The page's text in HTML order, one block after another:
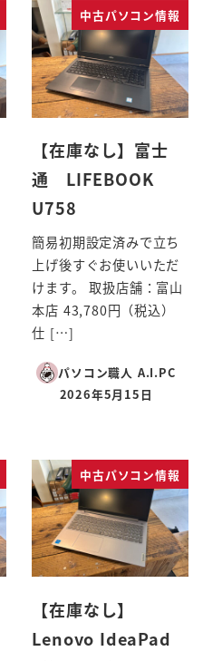
中古パソコン情報
【在庫なし】富士
通 LIFEBOOK
U758
簡易初期設定済みで立ち
上げ後すぐお使いいただ
けます。 取扱店舗：富山
本店 43,780円（税込）
仕 […]
パソコン職人 A.I.PC
投稿日
2026年5月15日
中古パソコン情報
【在庫なし】
Lenovo IdeaPad